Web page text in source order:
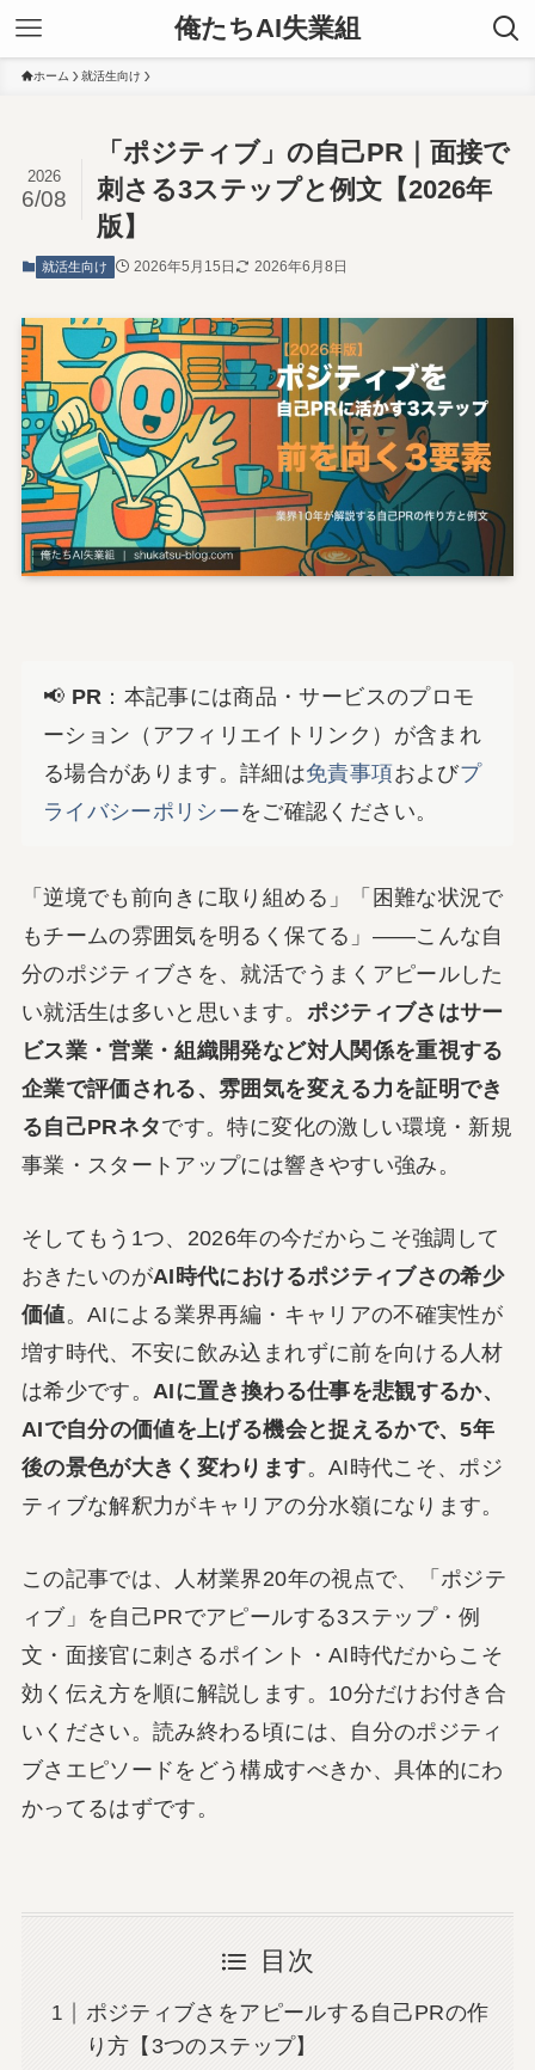
俺たちAI失業組
ホーム 就活生向け
「ポジティブ」の自己PR｜面接で
刺さる3ステップと例文【2026年
版】
2026
6/08
就活生向け 2026年5月15日 2026年6月8日
📢 PR ：本記事には商品・サービスのプロモ
ーション（アフィリエイトリンク）が含まれ
る場合があります。詳細は免責事項およびプ
ライバシーポリシーをご確認ください。
「逆境でも前向きに取り組める」「困難な状況で
もチームの雰囲気を明るく保てる」――こんな自
分のポジティブさを、就活でうまくアピールした
い就活生は多いと思います。 ポジティブさはサー
ビス業・営業・組織開発など対人関係を重視する
企業で評価される、雰囲気を変える力を証明でき
る自己PRネタです。特に変化の激しい環境・新規
事業・スタートアップには響きやすい強み。
そしてもう1つ、2026年の今だからこそ強調して
おきたいのがAI時代におけるポジティブさの希少
価値。AIによる業界再編・キャリアの不確実性が
増す時代、不安に飲み込まれずに前を向ける人材
は希少です。 AIに置き換わる仕事を悲観するか、
AIで自分の価値を上げる機会と捉えるかで、5年
後の景色が大きく変わります。AI時代こそ、ポジ
ティブな解釈力がキャリアの分水嶺になります。
この記事では、人材業界20年の視点で、「ポジテ
ィブ」を自己PRでアピールする3ステップ・例
文・面接官に刺さるポイント・AI時代だからこそ
効く伝え方を順に解説します。10分だけお付き合
いください。読み終わる頃には、自分のポジティ
ブさエピソードをどう構成すべきか、具体的にわ
かってるはずです。
目次
ポジティブさをアピールする自己PRの作
り方【3つのステップ】